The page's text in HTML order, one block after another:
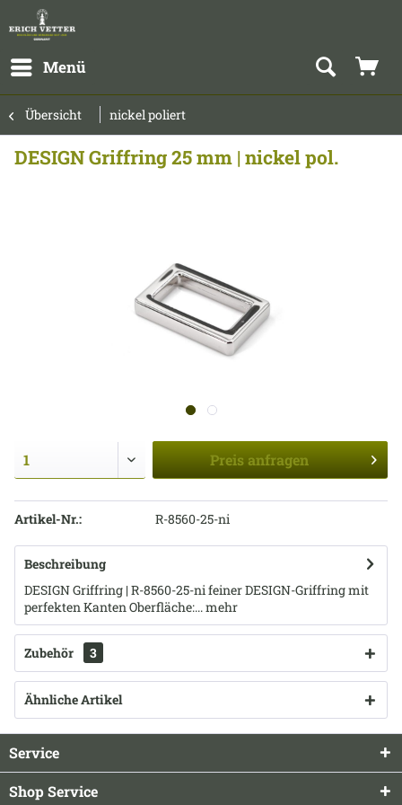
Menü
Übersicht nickel poliert
DESIGN Griffring 25 mm | nickel pol.
Preis anfragen
Artikel-Nr.: R-8560-25-ni
Beschreibung
DESIGN Griffring | R-8560-25-ni feiner DESIGN-Griffring mit
perfekten Kanten Oberfläche:...mehr
Zubehör 3
Ähnliche Artikel
Service
Shop Service